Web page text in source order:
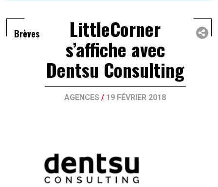
Brèves LittleCorner
s’affiche avec
Dentsu Consulting
AGENCES / 19 FÉVRIER 2018